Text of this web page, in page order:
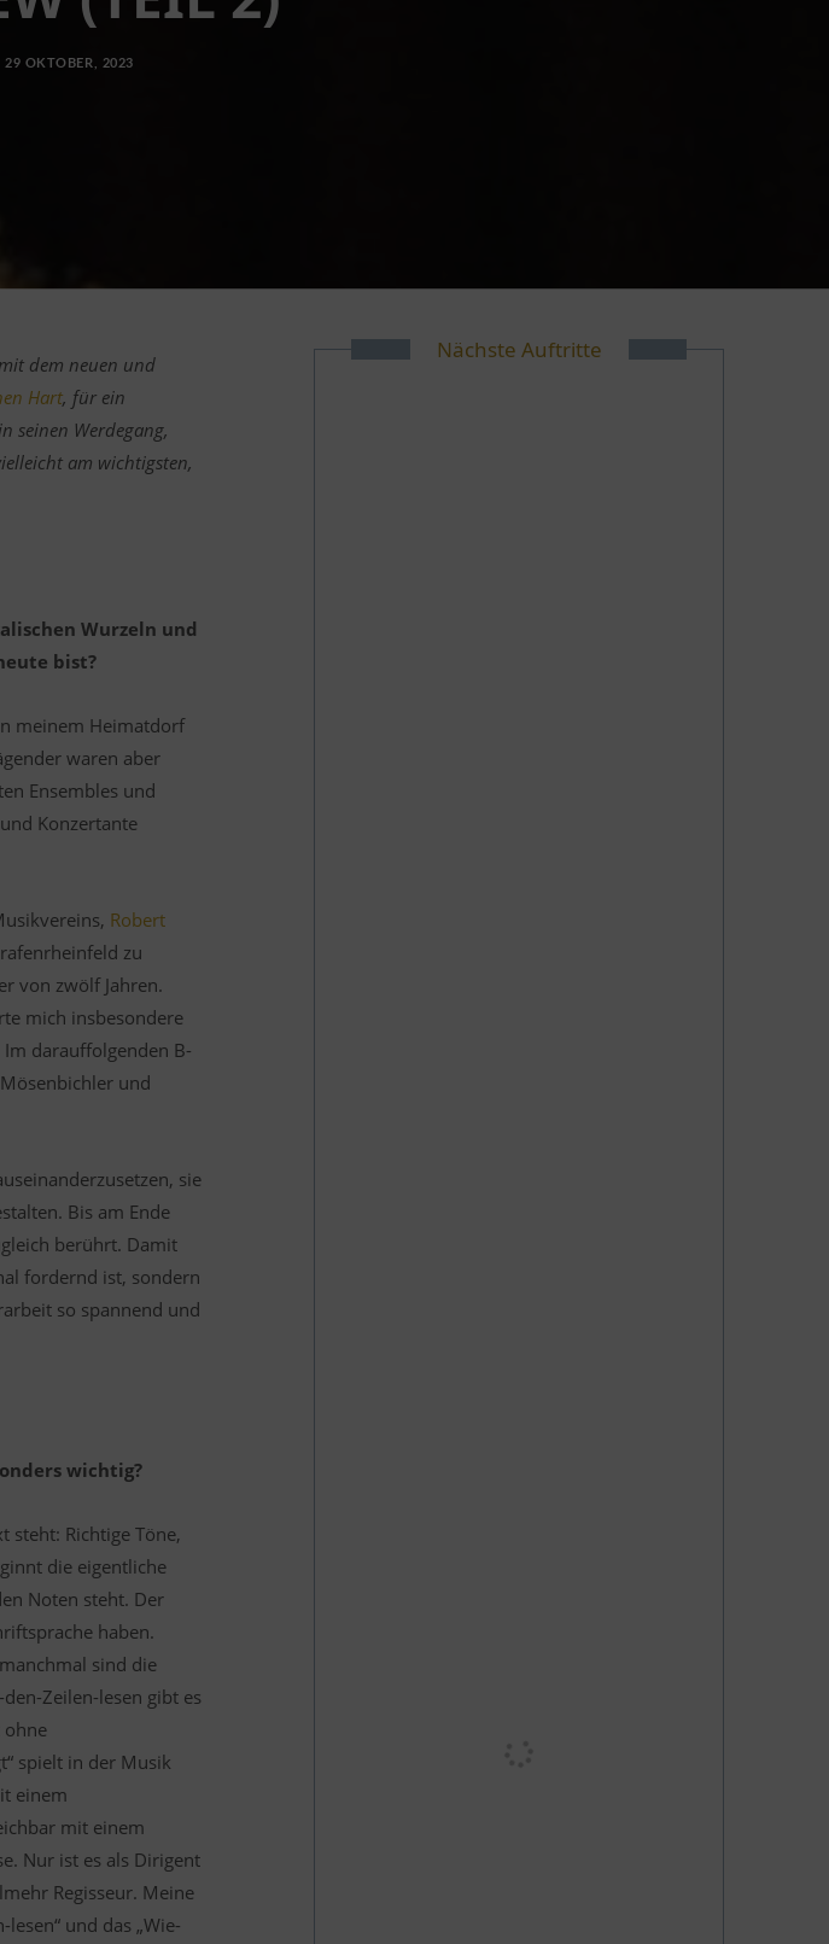
29 OKTOBER, 2023
dem neuen und
Hart, für ein
seinen Werdegang,
am wichtigsten,
Wurzeln und
bist?
meinem Heimatdorf
waren aber
Ensembles und
Konzertante
Robert
zu
von zwölf Jahren.
mich insbesondere
darauffolgenden B-
und
sie
Bis am Ende
berührt. Damit
fordernd ist, sondern
so spannend und
wichtig?
steht: Richtige Töne,
die eigentliche
Noten steht. Der
haben.
sind die
Zeilen-lesen gibt es
ohne
spielt in der Musik
einem
mit einem
Nur ist es als Dirigent
Regisseur. Meine
und das „Wie-
Nächste Auftritte